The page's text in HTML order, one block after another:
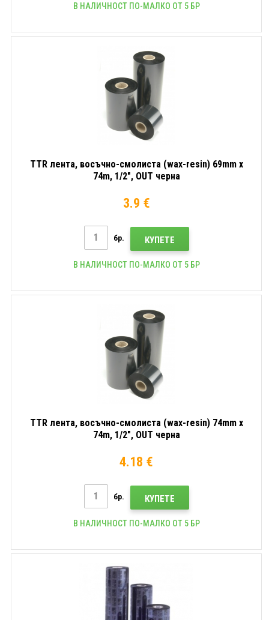
В НАЛИЧНОСТ ПО-МАЛКО ОТ 5 БР
TTR лента, восъчно-смолиста (wax-resin) 69mm x
74m, 1/2", OUT черна
3.9 €
бр. КУПЕТЕ
В НАЛИЧНОСТ ПО-МАЛКО ОТ 5 БР
TTR лента, восъчно-смолиста (wax-resin) 74mm x
74m, 1/2", OUT черна
4.18 €
бр. КУПЕТЕ
В НАЛИЧНОСТ ПО-МАЛКО ОТ 5 БР